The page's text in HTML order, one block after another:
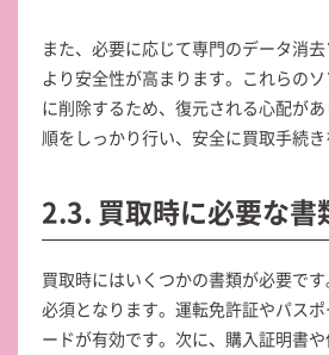
また、必要に応じて専門のデータ消去
より安全性が高まります。これらの
に削除するため、復元される心配が
順をしっかり行い、安全に買取手続き
2.3. 買取時に必要な書
買取時にはいくつかの書類が必要で
必須となります。運転免許証やパス
ードが有効です。次に、購入証明書